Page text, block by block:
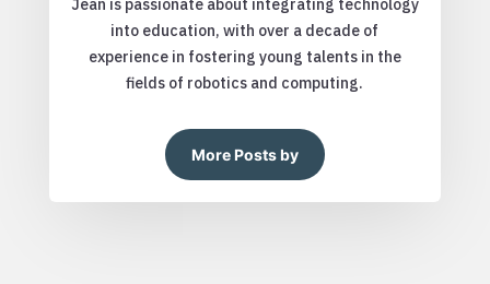
Jean is passionate about integrating technology
into education, with over a decade of
experience in fostering young talents in the
fields of robotics and computing.
More Posts by